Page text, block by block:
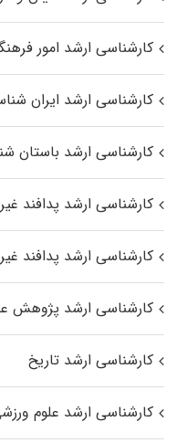
کارشناسی ارشد امور
کارشناسی ارشد ایران
کارشناسی ارشد باستان
کارشناسی ارشد پدافند
کارشناسی ارشد پدافند
کارشناسی ارشد پژوهش
کارشناسی ارشد تاریخ
کارشناسی ارشد علوم